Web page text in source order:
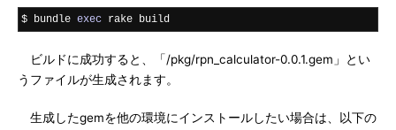
$ bundle exec rake build
ビルドに成功すると、「/pkg/rpn_calculator-0.0.1.gem」とい
うファイルが生成されます。
生成したgemを他の環境にインストールしたい場合は、以下の